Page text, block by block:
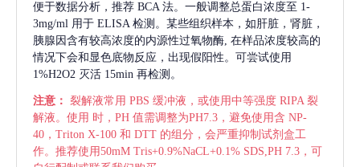
便于数据分析，推荐 BCA 法。一般调整总蛋白浓度至 1-
3mg/ml 用于 ELISA 检测。某些组织样本，如肝脏，肾脏，
胰腺因含有较高浓度的内源性过氧物酶, 在样品浓度较高的
情况下会和显色底物反应，出现假阳性。可尝试使用
1%H2O2 灭活 15min 再检测。
注意： 裂解液常用 PBS 缓冲液，或使用中等强度 RIPA 裂
解液。使用 时，PH 值需调整为PH7.3，避免使用含 NP-
40，Triton X-100 和 DTT 的组分，会严重抑制试剂盒工
作。推荐使用50mM Tris+0.9%NaCL+0.1% SDS,PH 7.3，可